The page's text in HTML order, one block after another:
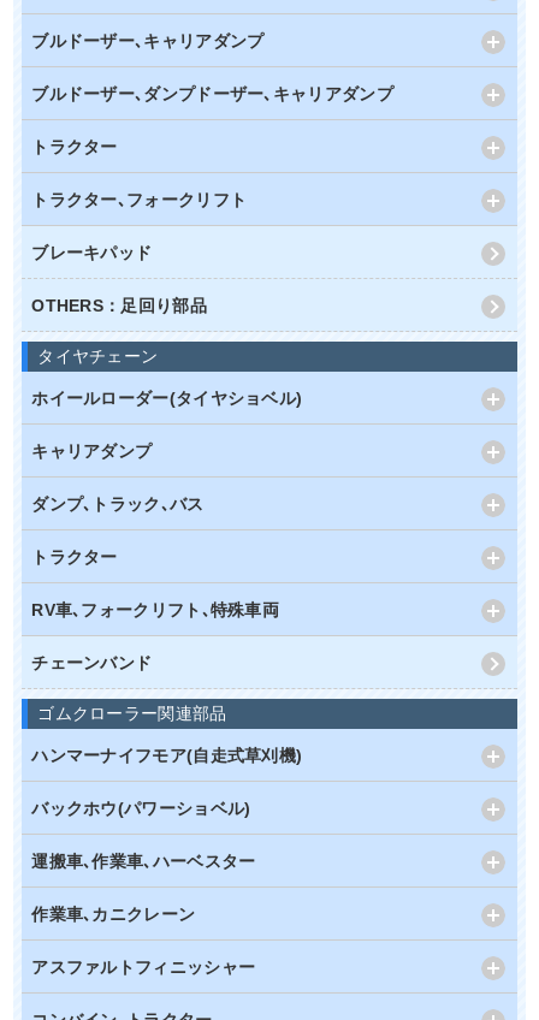
ブルドーザー､キャリアダンプ
ブルドーザー､ダンプドーザー､キャリアダンプ
トラクター
トラクター､フォークリフト
ブレーキパッド
OTHERS：足回り部品
タイヤチェーン
ホイールローダー(タイヤショベル)
キャリアダンプ
ダンプ､トラック､バス
トラクター
RV車､フォークリフト､特殊車両
チェーンバンド
ゴムクローラー関連部品
ハンマーナイフモア(自走式草刈機)
バックホウ(パワーショベル)
運搬車､作業車､ハーベスター
作業車､カニクレーン
アスファルトフィニッシャー